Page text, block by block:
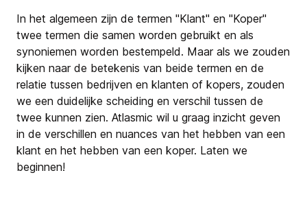
In het algemeen zijn de termen "Klant" en "Koper"
twee termen die samen worden gebruikt en als
synoniemen worden bestempeld. Maar als we zouden
kijken naar de betekenis van beide termen en de
relatie tussen bedrijven en klanten of kopers, zouden
we een duidelijke scheiding en verschil tussen de
twee kunnen zien. Atlasmic wil u graag inzicht geven
in de verschillen en nuances van het hebben van een
klant en het hebben van een koper. Laten we
beginnen!